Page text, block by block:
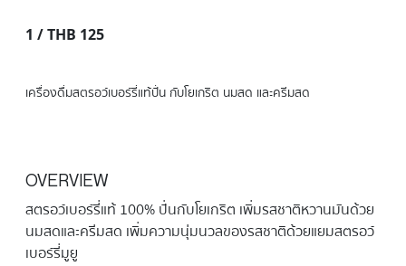
1 / THB 125
เครื่องดื่มสตรอว์เบอร์รี่แท้ปั่น กับโยเกริต นมสด และครีมสด
OVERVIEW
สตรอว์เบอร์รี่แท้ 100% ปั่นกับโยเกริต เพิ่มรสชาติหวานมันด้วย
นมสดและครีมสด เพิ่มความนุ่มนวลของรสชาติด้วยแยมสตรอว์
เบอร์รี่มูยู